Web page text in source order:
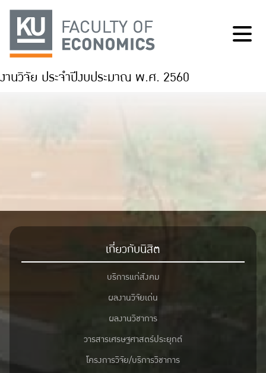
งานวิจัย ประจำปีงบประมาณ พ.ศ. 2560
เกี่ยวกับนิสิต
บริการแก่สังคม
ผลงานวิจัยเด่น
ผลงานวิชาการ
วารสารเศรษฐศาสตร์ประยุกต์
โครงการวิจัย/บริการวิชาการ